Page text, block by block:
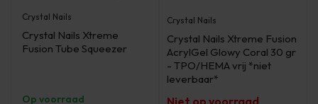
Crystal Nails
Crystal Nails Xtreme
Fusion Tube Squeezer
Op voorraad
Crystal Nails
Crystal Nails Xtreme Fusion
AcrylGel Glowy Coral 30 gr
- TPO/HEMA vrij *niet
leverbaar*
Niet op voorraad